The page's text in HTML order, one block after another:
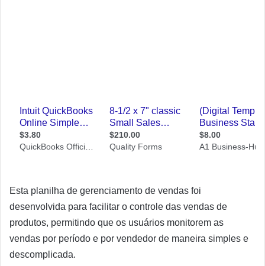
Esta planilha de gerenciamento de vendas foi
desenvolvida para facilitar o controle das vendas de
produtos, permitindo que os usuários monitorem as
vendas por período e por vendedor de maneira simples e
descomplicada.